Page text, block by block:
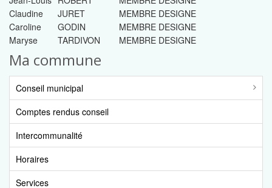
Claudine
JURET
MEMBRE DESIGNE
Caroline
GODIN
MEMBRE DESIGNE
Maryse
TARDIVON MEMBRE DESIGNE
Ma commune
Conseil municipal
Comptes rendus conseil
Intercommunalité
Horaires
Services